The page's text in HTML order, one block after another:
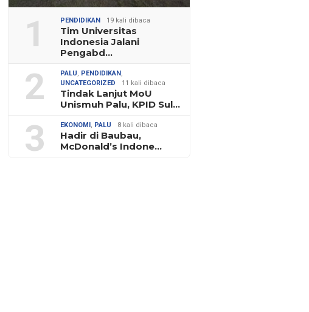
1 PENDIDIKAN 19 kali dibaca
Tim Universitas
Indonesia Jalani
Pengabd…
2 PALU, PENDIDIKAN ,
UNCATEGORIZED
11 kali dibaca
Tindak Lanjut MoU
Unismuh Palu, KPID Sul…
3 EKONOMI , PALU 8 kali dibaca
Hadir di Baubau,
McDonald’s Indone…